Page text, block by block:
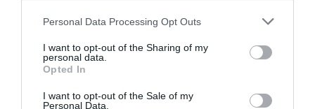
Please note that this website/app uses one or more Google
not limited to your visit or usage behaviour. You may click to
grant or deny consent to Google and its third-party tags to
use your data for below specified purposes in below Google
consent section.
Personal Data Processing Opt Outs
I want to opt-out of the Sharing of my
personal data.
Opted In
I want to opt-out of the Sale of my
Personal Data.